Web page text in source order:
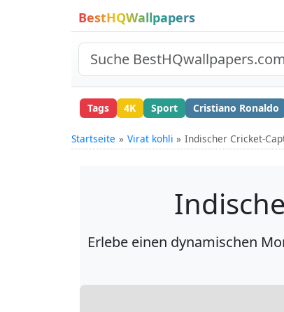
BestHQWallpapers
Tags 4K Sport Cristiano Ronaldo
Startseite Virat kohli Indischer Cricket-
Erlebe einen dynamischen